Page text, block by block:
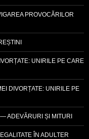
PROVOCĂRILOR
UNIRILE PE CARE
DIVORȚATE: UNIRILE PE
ADEVĂRURI ȘI MITURI
ÎN ADULTER